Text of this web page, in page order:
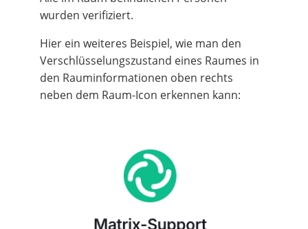
wurden verifiziert.
Hier ein weiteres Beispiel, wie man den
Verschlüsselungszustand eines Raumes in
den Rauminformationen oben rechts
neben dem Raum-Icon erkennen kann: